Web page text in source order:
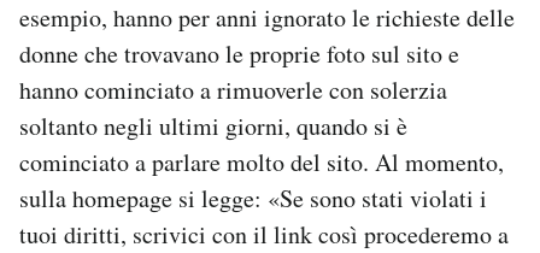
esempio, hanno per anni ignorato le richieste delle
donne che trovavano le proprie foto sul sito e
hanno cominciato a rimuoverle con solerzia
soltanto negli ultimi giorni, quando si è
cominciato a parlare molto del sito. Al momento,
sulla homepage si legge: «Se sono stati violati i
tuoi diritti, scrivici con il link così procederemo a